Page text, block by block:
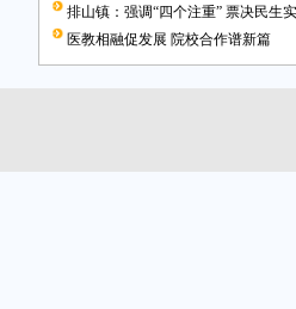
排山镇：强调“四个注重” 票决民生
医教相融促发展 院校合作谱新篇